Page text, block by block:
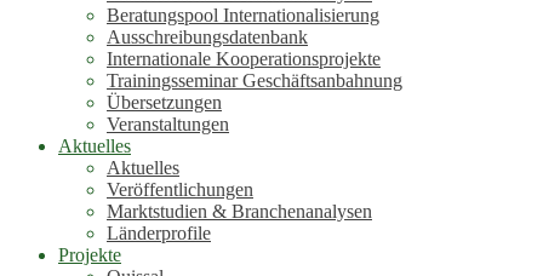
Beratungspool Internationalisierung
Ausschreibungsdatenbank
Internationale Kooperationsprojekte
Trainingsseminar Geschäftsanbahnung
Übersetzungen
Veranstaltungen
Aktuelles
Aktuelles
Veröffentlichungen
Marktstudien & Branchenanalysen
Länderprofile
Projekte